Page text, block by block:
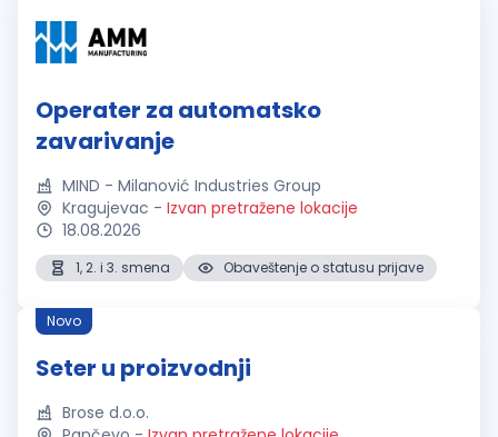
Operater za automatsko
zavarivanje
MIND - Milanović Industries Group
Kragujevac - Izvan pretražene lokacije
18.08.2026
1, 2. i 3. smena Obaveštenje o statusu prijave
Novo
Seter u proizvodnji
Brose d.o.o.